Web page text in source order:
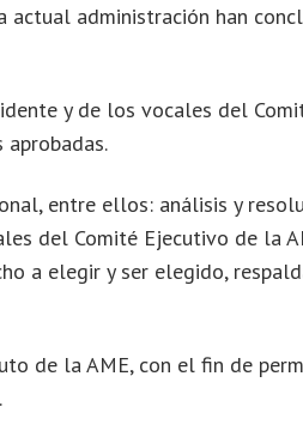
actual administración han
y de los vocales del
entre ellos: análisis y
del Comité Ejecutivo de la
a elegir y ser elegido,
de la AME, con el fin de